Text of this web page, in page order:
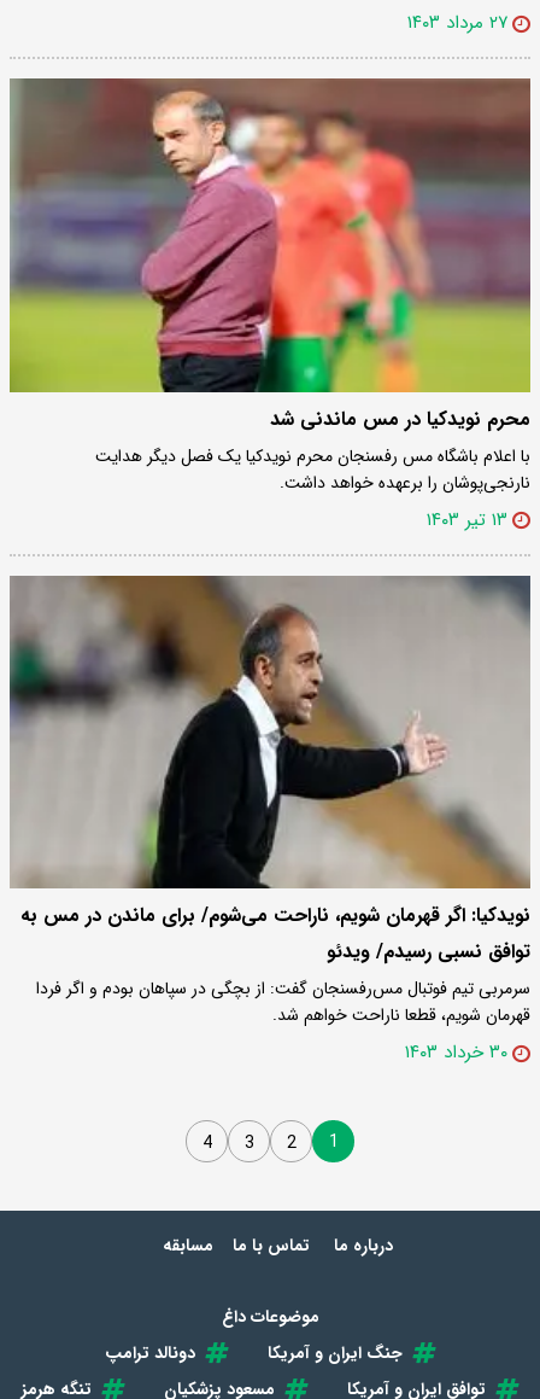
۲۷ مرداد ۱۴۰۳
محرم نویدکیا در مس ماندنی شد
با اعلام باشگاه مس رفسنجان محرم نویدکیا یک فصل دیگر هدایت
نارنجی‌پوشان را برعهده خواهد داشت.
۱۳ تیر ۱۴۰۳
نویدکیا: اگر قهرمان شویم، ناراحت می‌شوم/ برای ماندن در مس به
توافق نسبی رسیدم/ ویدئو
سرمربی تیم فوتبال مس‌رفسنجان گفت: از بچگی در سپاهان بودم و اگر فردا
قهرمان شویم، قطعا ناراحت خواهم شد.
۳۰ خرداد ۱۴۰۳
1
2
3
4
درباره ما تماس با ما مسابقه
موضوعات داغ
جنگ ایران و آمریکا
دونالد ترامپ
توافق ایران و آمریکا
مسعود پزشکیان تنگه هرمز